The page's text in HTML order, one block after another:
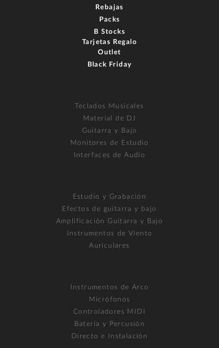
Rebajas
Packs
B Stocks
Tarjetas Regalo
Outlet
Black Friday
Teclados Musicales
Material de DJ
Guitarra y Bajo
Monitores de Estudio
Interfaces de Audio
Estudio y Grabación
Efectos de guitarra y bajo
Amplificación Guitarra y Bajo
Instrumentos de Viento
Auriculares
Instrumentos de Arco
Micrófonos
Controladores MIDI
Batería y Percusión
Directo e Instalación